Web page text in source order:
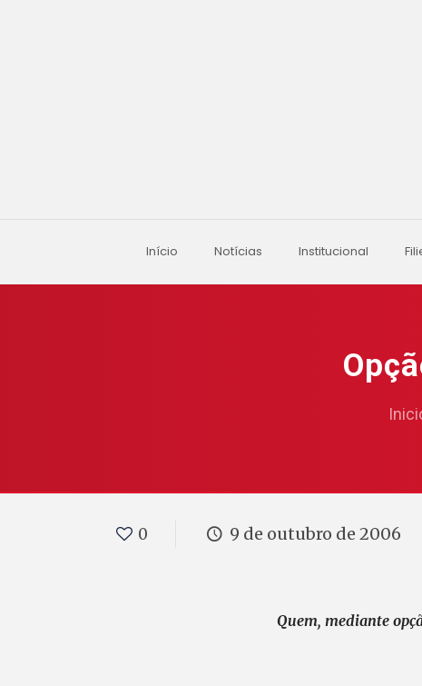
Início Notícias Institucional
0 9 de outubro de 2006
Quem, mediante